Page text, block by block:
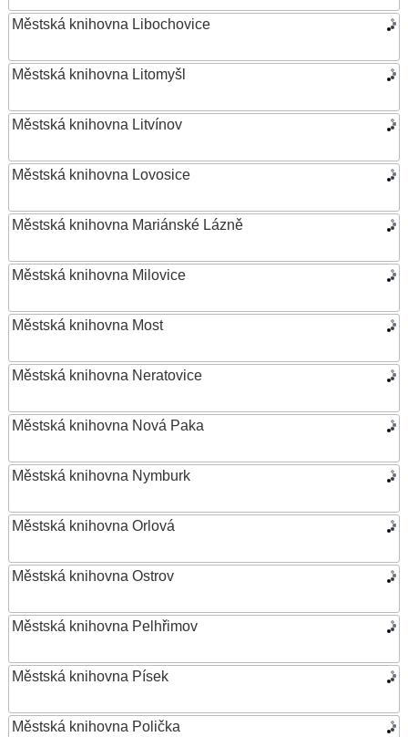
Městská knihovna Libochovice
Městská knihovna Litomyšl
Městská knihovna Litvínov
Městská knihovna Lovosice
Městská knihovna Mariánské Lázně
Městská knihovna Milovice
Městská knihovna Most
Městská knihovna Neratovice
Městská knihovna Nová Paka
Městská knihovna Nymburk
Městská knihovna Orlová
Městská knihovna Ostrov
Městská knihovna Pelhřimov
Městská knihovna Písek
Městská knihovna Polička